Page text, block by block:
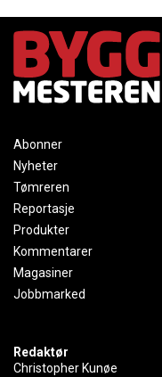
Abonner
Nyheter
Tømreren
Reportasje
Produkter
Kommentarer
Magasiner
Jobbmarked
Redaktør
Christopher Kunøe